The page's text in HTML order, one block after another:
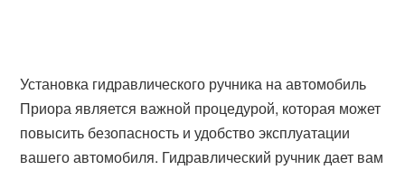
Установка гидравлического ручника на автомобиль
Приора является важной процедурой, которая может
повысить безопасность и удобство эксплуатации
вашего автомобиля. Гидравлический ручник дает вам